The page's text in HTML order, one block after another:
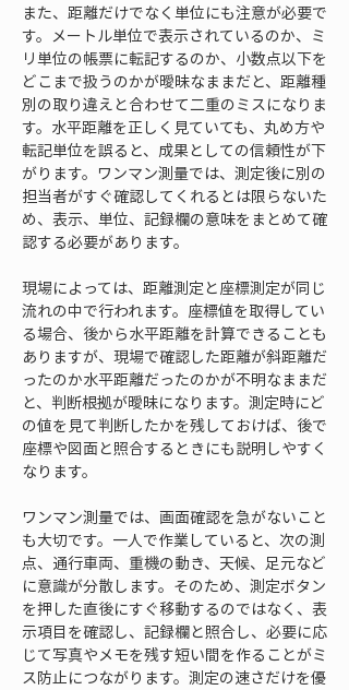
また、距離だけでなく単位にも注意が必要で
す。メートル単位で表示されているのか、ミ
リ単位の帳票に転記するのか、小数点以下を
どこまで扱うのかが曖昧なままだと、距離種
別の取り違えと合わせて二重のミスになりま
す。水平距離を正しく見ていても、丸め方や
転記単位を誤ると、成果としての信頼性が下
がります。ワンマン測量では、測定後に別の
担当者がすぐ確認してくれるとは限らないた
め、表示、単位、記録欄の意味をまとめて確
認する必要があります。
現場によっては、距離測定と座標測定が同じ
流れの中で行われます。座標値を取得してい
る場合、後から水平距離を計算できることも
ありますが、現場で確認した距離が斜距離だ
ったのか水平距離だったのかが不明なままだ
と、判断根拠が曖昧になります。測定時にど
の値を見て判断したかを残しておけば、後で
座標や図面と照合するときにも説明しやすく
なります。
ワンマン測量では、画面確認を急がないこと
も大切です。一人で作業していると、次の測
点、通行車両、重機の動き、天候、足元など
に意識が分散します。そのため、測定ボタン
を押した直後にすぐ移動するのではなく、表
示項目を確認し、記録欄と照合し、必要に応
じて写真やメモを残す短い間を作ることがミ
ス防止につながります。測定の速さだけを優